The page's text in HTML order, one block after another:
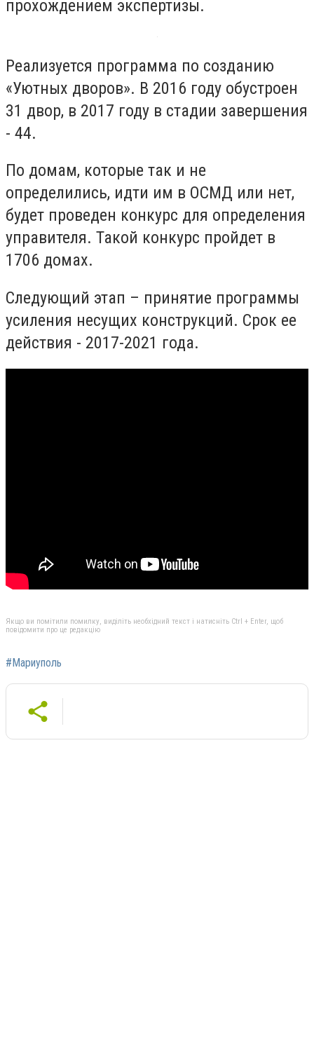
прохождением экспертизы.
Реализуется программа по созданию
«Уютных дворов». В 2016 году обустроен
31 двор, в 2017 году в стадии завершения
- 44.
По домам, которые так и не
определились, идти им в ОСМД или нет,
будет проведен конкурс для определения
управителя. Такой конкурс пройдет в
1706 домах.
Следующий этап – принятие программы
усиления несущих конструкций. Срок ее
действия - 2017-2021 года.
Якщо ви помітили помилку, виділіть необхідний текст і натисніть Ctrl + Enter, щоб
повідомити про це редакцію
#Мариуполь